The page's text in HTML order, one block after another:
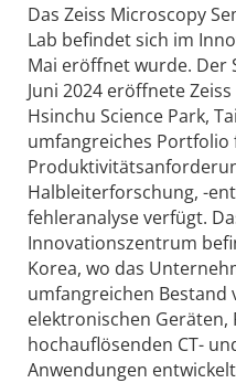
Das Zeiss Microscopy
Lab befindet sich im
Mai eröffnet wurde. Der
Juni 2024 eröffnete
Hsinchu Science Park,
umfangreiches Portfolio
Halbleiterforschung, -
fehleranalyse verfügt.
Innovationszentrum
Korea, wo das
umfangreichen Bestand
elektronischen
hochauflösenden CT-
Anwendungen